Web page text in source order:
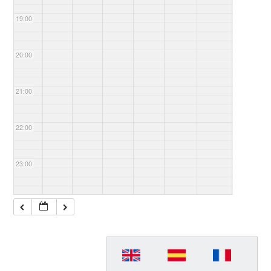
19:00
20:00
21:00
22:00
23:00